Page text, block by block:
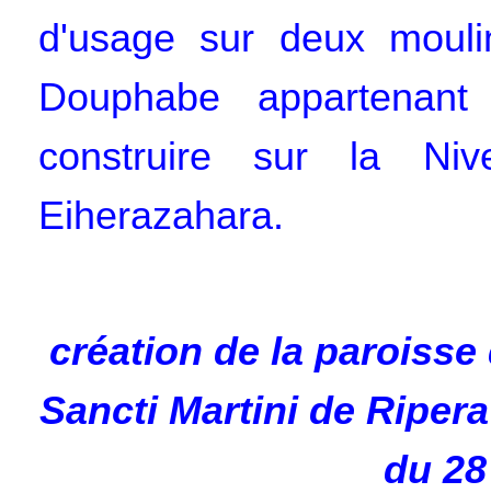
d'usage sur deux
Douphabe
construire sur la
Eiherazahara.
création de la paroisse
Sancti Martini de
du